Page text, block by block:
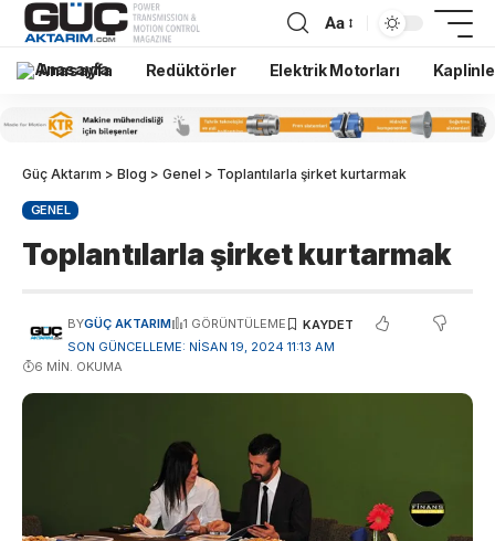
Aa
Anasayfa Redüktörler Elektrik Motorları
Güç Aktarım > Blog > Genel > Toplantılarla şirket kurtarmak
GENEL
Toplantılarla şirket kurtarmak
SON GÜNCELLEME: NISAN 19, 2024 11:13 AM
BYGÜÇ AKTARIM 1 GÖRÜNTÜLEME
6 MIN. OKUMA